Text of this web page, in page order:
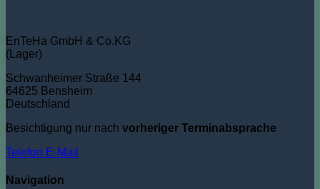
EnTeHa GmbH & Co.KG
(Lager)
Schwanheimer Straße 144
64625 Bensheim
Deutschland
Besichtigung nur nach vorheriger Terminabsprache
Telefon E-Mail
Navigation